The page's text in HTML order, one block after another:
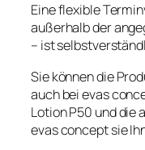
Eine flexible
außerhalb der
– ist
Sie können die
auch bei evas
Lotion P50 und die
evas concept sie